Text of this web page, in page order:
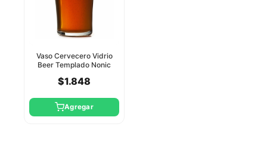
Vaso Cervecero Vidrio
Beer Templado Nonic
$1.848
Agregar